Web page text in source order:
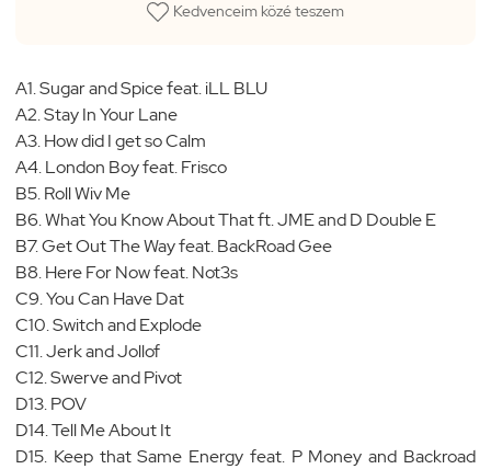
Kedvenceim közé teszem
A1. Sugar and Spice feat. iLL BLU
A2. Stay In Your Lane
A3. How did I get so Calm
A4. London Boy feat. Frisco
B5. Roll Wiv Me
B6. What You Know About That ft. JME and D Double E
B7. Get Out The Way feat. BackRoad Gee
B8. Here For Now feat. Not3s
C9. You Can Have Dat
C10. Switch and Explode
C11. Jerk and Jollof
C12. Swerve and Pivot
D13. POV
D14. Tell Me About It
D15. Keep that Same Energy feat. P Money and Backroad